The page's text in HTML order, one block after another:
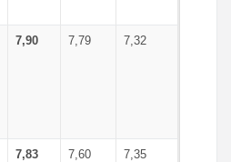
7,90 7,79 7,32
7,83 7,60 7,35